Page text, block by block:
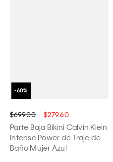
$699.00 $279.60
Parte Baja Bikini Calvin Klein
Intense Power de Traje de
Baño Mujer Azul